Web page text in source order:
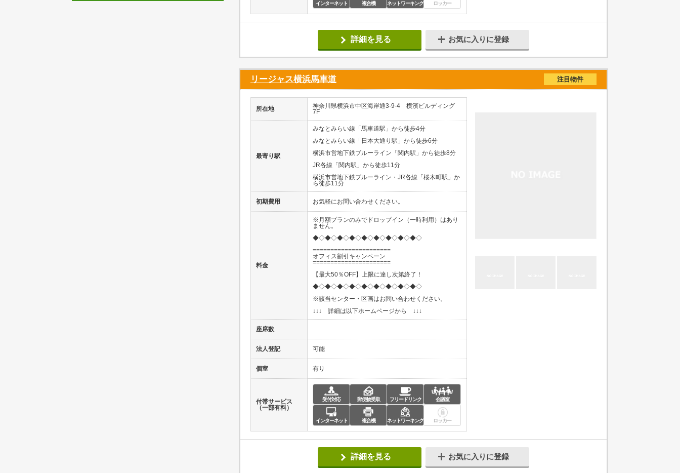
インターネット 複合機 ネットワーキング ロッカー
詳細を見る お気に入りに登録
リージャス横浜馬車道 注目物件
所在地
神奈川県横浜市中区海岸通3-9-4 横濱ビルディング
7F
最寄り駅
みなとみらい線「馬車道駅」から徒歩4分
みなとみらい線「日本大通り駅」から徒歩6分
横浜市営地下鉄ブルーライン「関内駅」から徒歩8分
JR各線「関内駅」から徒歩11分
横浜市営地下鉄ブルーライン・JR各線「桜木町駅」か
ら徒歩11分
初期費用 お気軽にお問い合わせください。
料金
※月額プランのみでドロップイン（一時利用）はあり
ません。
◆◇◆◇◆◇◆◇◆◇◆◇◆◇◆◇◆◇
======================
オフィス割引キャンペーン
======================
【最大50％OFF】上限に達し次第終了！
◆◇◆◇◆◇◆◇◆◇◆◇◆◇◆◇◆◇
※該当センター・区画はお問い合わせください。
↓↓↓ 詳細は以下ホームページから ↓↓↓
座席数
法人登記 可能
個室 有り
付帯サービス
（一部有料）
受付対応 郵便物受取 フリードリンク 会議室
インターネット 複合機 ネットワーキング ロッカー
詳細を見る お気に入りに登録